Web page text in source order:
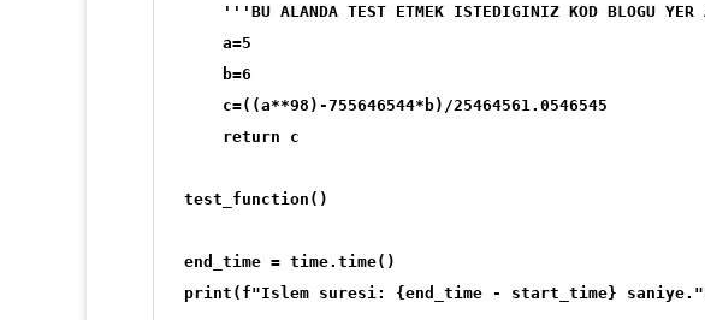
'''BU ALANDA TEST ETMEK ISTEDIGINIZ KOD BLOGU YER
    a=5
    b=6
    c=((a**98)-755646544*b)/25464561.0546545
    return c
test_function()
end_time = time.time()
print(f"Islem suresi: {end_time - start_time}